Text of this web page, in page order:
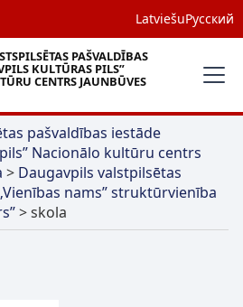
LatviešuРусский
PAŠVALDĪBAS
KULTŪRAS PILS”
CENTRS JAUNBŪVES
pašvaldības iestāde
Nacionālo kultūru centrs
> Daugavpils valstpilsētas
nams” struktūrvienība
>skola